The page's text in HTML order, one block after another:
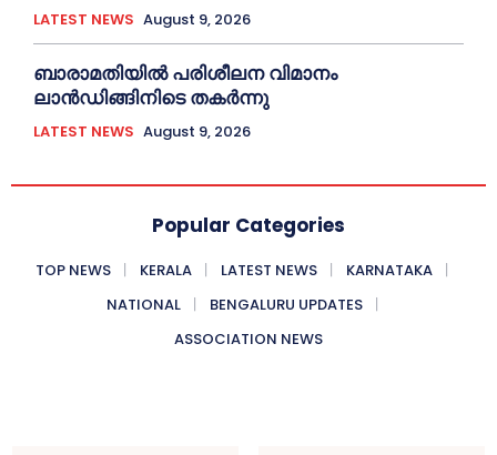
LATEST NEWS August 9, 2026
ബാരാമതിയില്‍ പരിശീലന വിമാനം
ലാന്‍ഡിങ്ങിനിടെ തകര്‍ന്നു
LATEST NEWS August 9, 2026
Popular Categories
TOP NEWS KERALA LATEST NEWS
KARNATAKA
NATIONAL
BENGALURU UPDATES
ASSOCIATION NEWS